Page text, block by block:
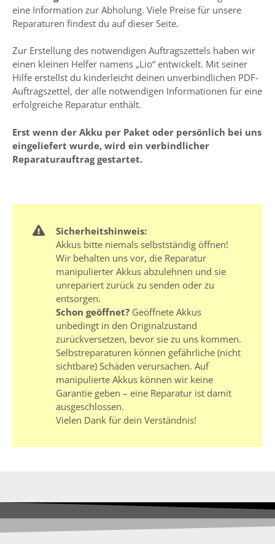
eine Information zur Abholung. Viele Preise für unsere
Reparaturen findest du auf dieser Seite.
Zur Erstellung des notwendigen Auftragszettels haben wir
einen kleinen Helfer namens „Lio“ entwickelt. Mit seiner
Hilfe erstellst du kinderleicht deinen unverbindlichen PDF-
Auftragszettel, der alle notwendigen Informationen für eine
erfolgreiche Reparatur enthält.
Erst wenn der Akku per Paket oder persönlich bei uns
eingeliefert wurde, wird ein verbindlicher
Reparaturauftrag gestartet.
Sicherheitshinweis:
Akkus bitte niemals selbstständig öffnen!
Wir behalten uns vor, die Reparatur
manipulierter Akkus abzulehnen und sie
unrepariert zurück zu senden oder zu
entsorgen.
Schon geöffnet? Geöffnete Akkus
unbedingt in den Originalzustand
zurückversetzen, bevor sie zu uns kommen.
Selbstreparaturen können gefährliche (nicht
sichtbare) Schäden verursachen. Auf
manipulierte Akkus können wir keine
Garantie geben – eine Reparatur ist damit
ausgeschlossen.
Vielen Dank für dein Verständnis!